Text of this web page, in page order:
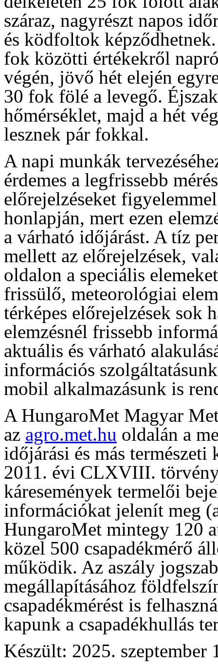
száraz, nagyrészt napos
és ködfoltok
fok közötti értékekről
végén, jövő hét elején
30 fok fölé a levegő.
hőmérséklet, majd a hét
lesznek pár fokkal.
A napi munkák
érdemes a legfrissebb
előrejelzéseket
honlapján, mert ezen
a várható időjárást. A tíz
mellett az előrejelzések,
oldalon a speciális
frissülő, meteorológiai
térképes előrejelzések sok
elemzésnél frissebb
aktuális és várható
információs
mobil alkalmazásunk is
A HungaroMet Magyar
az agro.met.hu oldalán a
időjárási és más
2011. évi CLXVIII.
káresemények termelői
információkat jelenít meg
HungaroMet mintegy 120
közel 500 csapadékmérő
működik. Az aszály
megállapításához
csapadékmérést is
kapunk a csapadékhullás
Készült: 2025. szeptember